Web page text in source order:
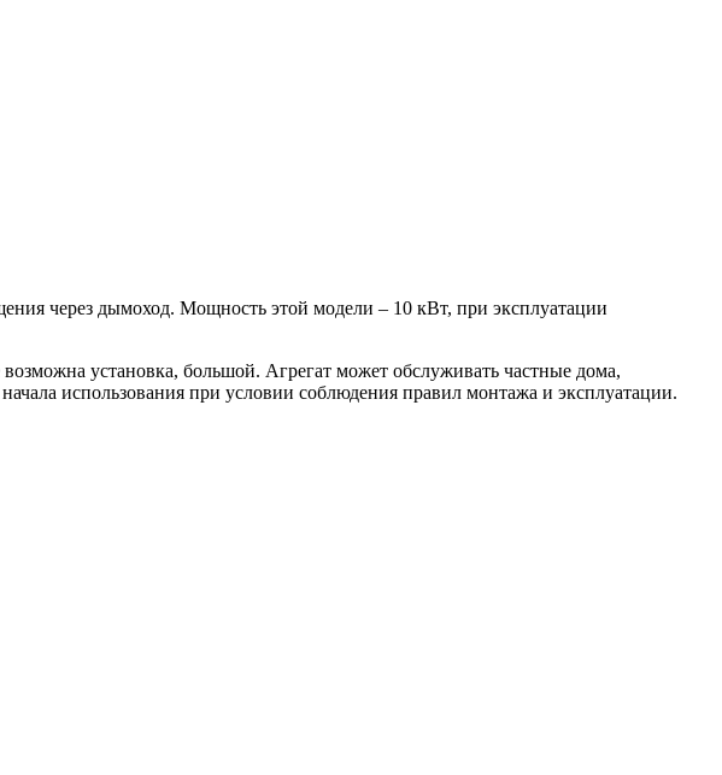
через дымоход. Мощность этой модели – 10 кВт, при эксплуатации
установка, большой. Агрегат может обслуживать частные дома,
использования при условии соблюдения правил монтажа и эксплуатации.